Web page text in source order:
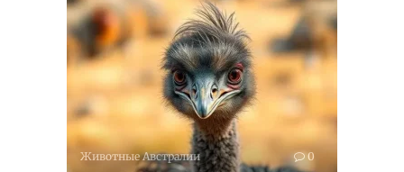
Животные Австралии 0